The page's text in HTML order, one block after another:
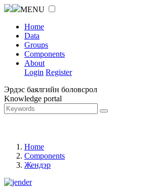
MENU
Home
Data
Groups
Components
About
Login Register
Эрдэс баялгийн боловсрол
Knowledge portal
Home
Components
Жендэр